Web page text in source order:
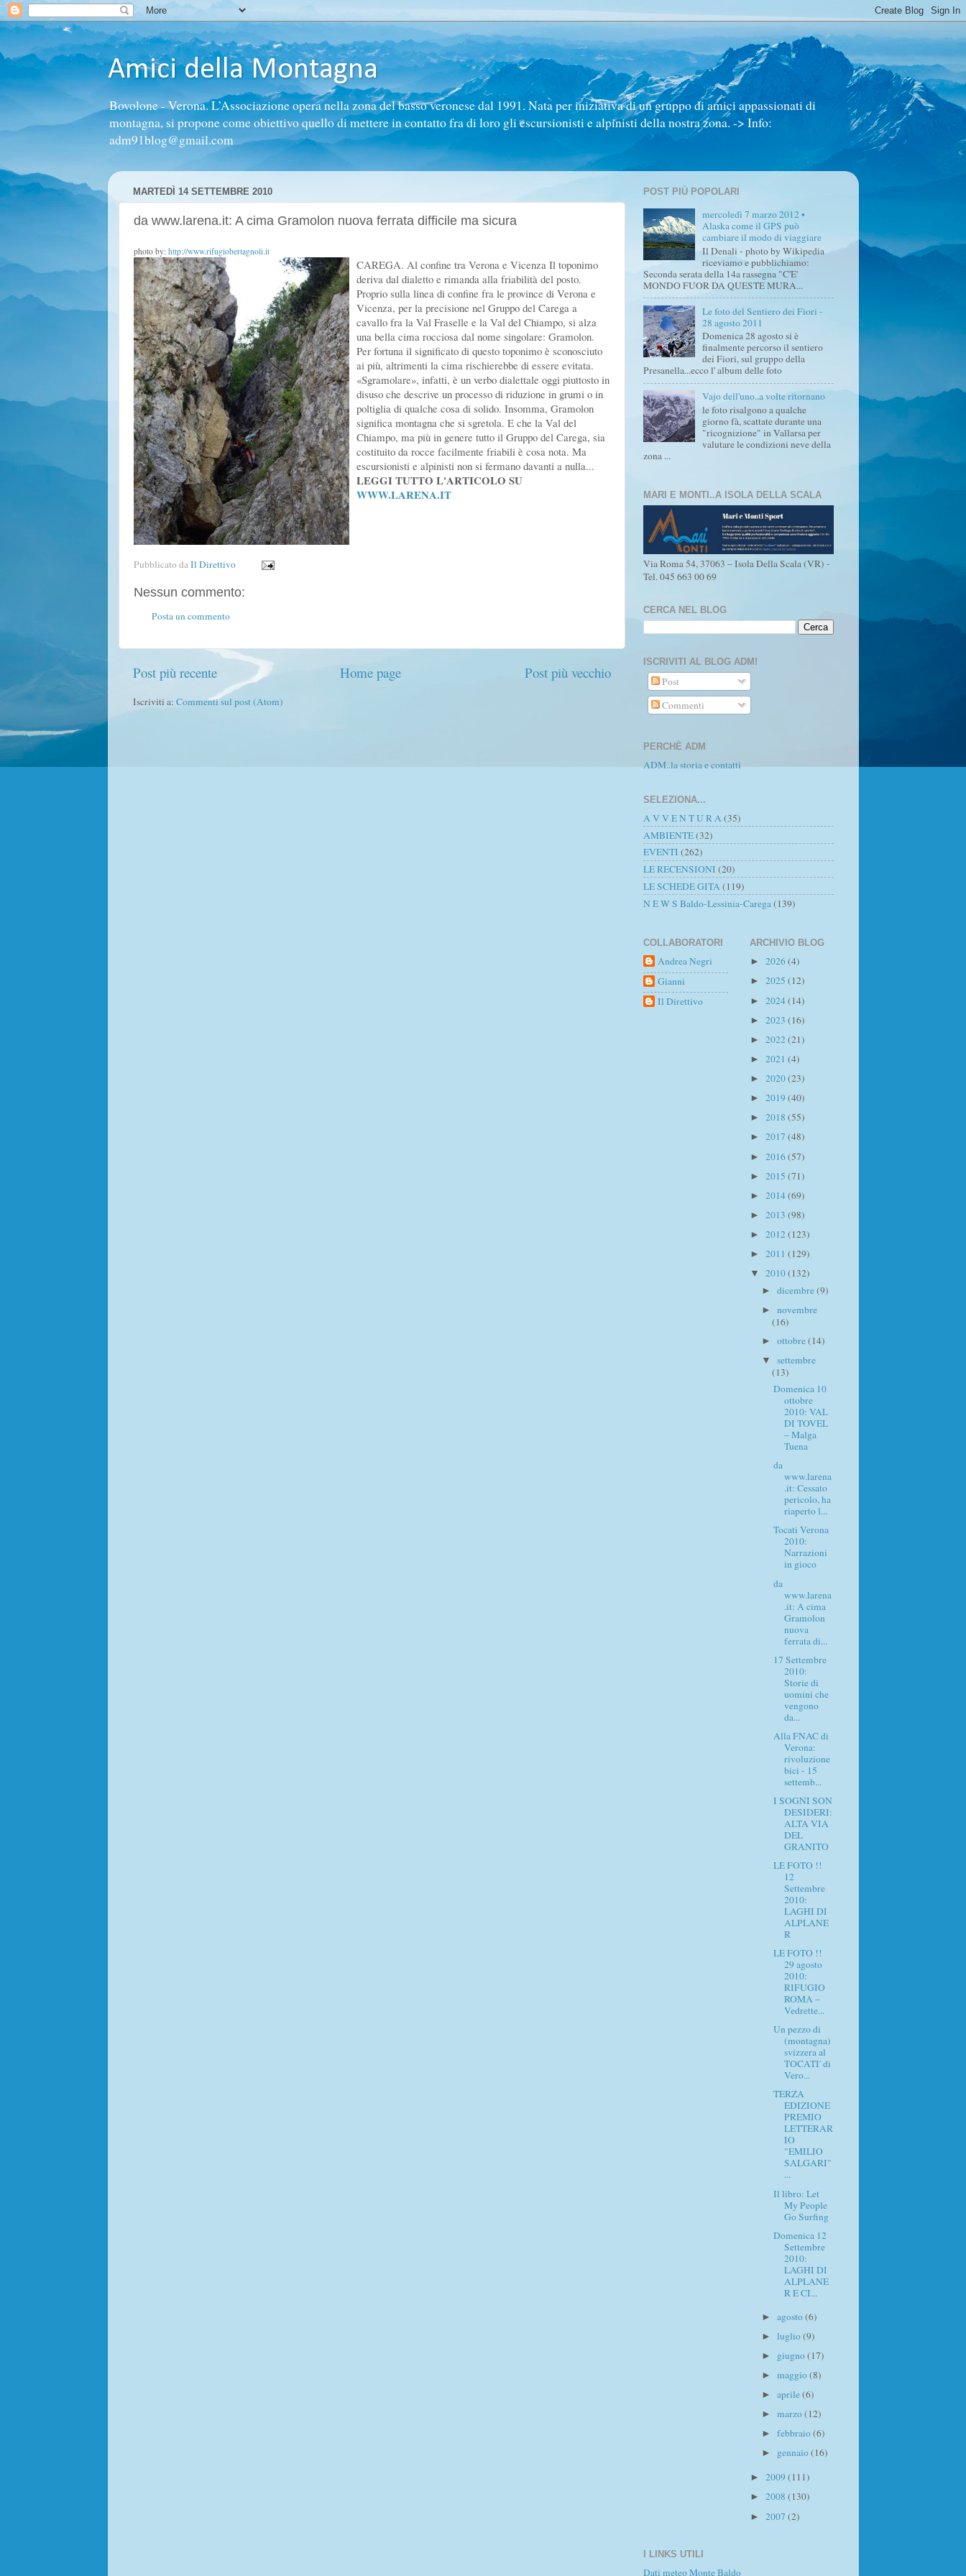
Amici della Montagna
Bovolone - Verona. L’Associazione opera nella zona del basso veronese dal 1991. Nata per iniziativa di un gruppo di amici appassionati di
montagna, si propone come obiettivo quello di mettere in contatto fra di loro gli escursionisti e alpinisti della nostra zona. -> Info:
adm91blog@gmail.com
MARTEDÌ 14 SETTEMBRE 2010
da www.larena.it: A cima Gramolon nuova ferrata difficile ma sicura
photo by: http://www.rifugiobertagnoli.it
CAREGA. Al confine tra Verona e Vicenza Il toponimo
deriva dal dialetto e rimanda alla friabilità del posto.
Proprio sulla linea di confine fra le province di Verona e
Vicenza, per la precisione nel Gruppo del Carega a
cavallo fra la Val Fraselle e la Val del Chiampo, si alza
una bella cima rocciosa dal nome singolare: Gramolon.
Per fortuna il significato di questo toponimo è sconosciuto
ai più, altrimenti la cima rischierebbe di essere evitata.
«Sgramolare», infatti, è un verbo dialettale oggi piuttosto in
disuso che descrive un processo di riduzione in grumi o in
poltiglia di qualche cosa di solido. Insomma, Gramolon
significa montagna che si sgretola. E che la Val del
Chiampo, ma più in genere tutto il Gruppo del Carega, sia
costituito da rocce facilmente friabili è cosa nota. Ma
escursionisti e alpinisti non si fermano davanti a nulla...
LEGGI TUTTO L'ARTICOLO SU
WWW.LARENA.IT
Pubblicato daIl Direttivo
Nessun commento:
Posta un commento
Post più recente Post più vecchio
Home page
Iscriviti a: Commenti sul post (Atom)
POST PIÙ POPOLARI
mercoledì 7 marzo 2012 •
Alaska come il GPS può
cambiare il modo di viaggiare
Il Denali - photo by Wikipedia
riceviamo e pubblichiamo:
Seconda serata della 14a rassegna "C'E'
MONDO FUOR DA QUESTE MURA...
Le foto del Sentiero dei Fiori -
28 agosto 2011
Domenica 28 agosto si è
finalmente percorso il sentiero
dei Fiori, sul gruppo della
Presanella...ecco l' album delle foto
Vajo dell'uno..a volte ritornano
le foto risalgono a qualche
giorno fà, scattate durante una
"ricognizione" in Vallarsa per
valutare le condizioni neve della
zona ...
MARI E MONTI..A ISOLA DELLA SCALA
Via Roma 54, 37063 – Isola Della Scala (VR) -
Tel. 045 663 00 69
CERCA NEL BLOG
ISCRIVITI AL BLOG ADM!
Post
Commenti
PERCHÈ ADM
ADM..la storia e contatti
SELEZIONA...
A V V E N T U R A (35)
AMBIENTE(32)
EVENTI (262)
LE RECENSIONI (20)
LE SCHEDE GITA (119)
N E W S Baldo-Lessinia-Carega (139)
COLLABORATORI
Andrea Negri
Gianni
Il Direttivo
ARCHIVIO BLOG
► 2026(4)
► 2025 (12)
► 2024(14)
► 2023 (16)
► 2022 (21)
► 2021 (4)
► 2020(23)
► 2019 (40)
► 2018 (55)
► 2017 (48)
► 2016(57)
► 2015 (71)
► 2014(69)
► 2013 (98)
► 2012 (123)
► 2011 (129)
▼ 2010(132)
► dicembre(9)
► novembre
(16)
► ottobre(14)
▼ settembre
(13)
Domenica 10
ottobre
2010: VAL
DI TOVEL
– Malga
Tuena
da
www.larena
.it: Cessato
pericolo, ha
riaperto l...
Tocati Verona
2010:
Narrazioni
in gioco
da
www.larena
.it: A cima
Gramolon
nuova
ferrata di...
17 Settembre
2010:
Storie di
uomini che
vengono
da...
Alla FNAC di
Verona:
rivoluzione
bici - 15
settemb...
I SOGNI SON
DESIDERI:
ALTA VIA
DEL
GRANITO
LE FOTO !!
12
Settembre
2010:
LAGHI DI
ALPLANE
R
LE FOTO !!
29 agosto
2010:
RIFUGIO
ROMA –
Vedrette...
Un pezzo di
(montagna)
svizzera al
TOCATI' di
Vero...
TERZA
EDIZIONE
PREMIO
LETTERAR
IO
"EMILIO
SALGARI"
...
Il libro: Let
My People
Go Surfing
Domenica 12
Settembre
2010:
LAGHI DI
ALPLANE
R E CI...
► agosto(6)
► luglio(9)
► giugno(17)
► maggio(8)
► aprile(6)
► marzo(12)
► febbraio(6)
► gennaio(16)
► 2009 (111)
► 2008 (130)
► 2007 (2)
I LINKS UTILI
Dati meteo Monte Baldo